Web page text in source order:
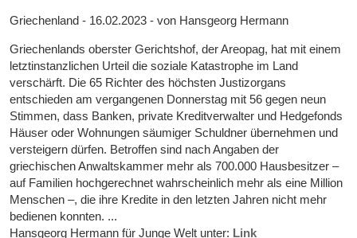
Griechenland - 16.02.2023 - von Hansgeorg Hermann
Griechenlands oberster Gerichtshof, der Areopag, hat mit einem
letztinstanzlichen Urteil die soziale Katastrophe im Land
verschärft. Die 65 Richter des höchsten Justizorgans
entschieden am vergangenen Donnerstag mit 56 gegen neun
Stimmen, dass Banken, private Kreditverwalter und Hedgefonds
Häuser oder Wohnungen säumiger Schuldner übernehmen und
versteigern dürfen. Betroffen sind nach Angaben der
griechischen Anwaltskammer mehr als 700.000 Hausbesitzer –
auf Familien hochgerechnet wahrscheinlich mehr als eine Million
Menschen –, die ihre Kredite in den letzten Jahren nicht mehr
bedienen konnten. ...
Hansgeorg Hermann für Junge Welt unter: Link